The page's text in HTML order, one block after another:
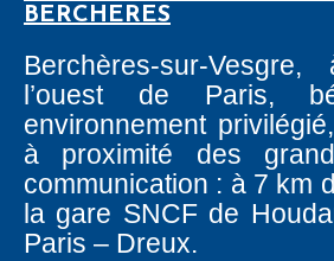
BERCHERES
Berchères-sur-
l’ouest de Paris,
environnement
à proximité des
communication : à 7 km
la gare SNCF de
Paris – Dreux.